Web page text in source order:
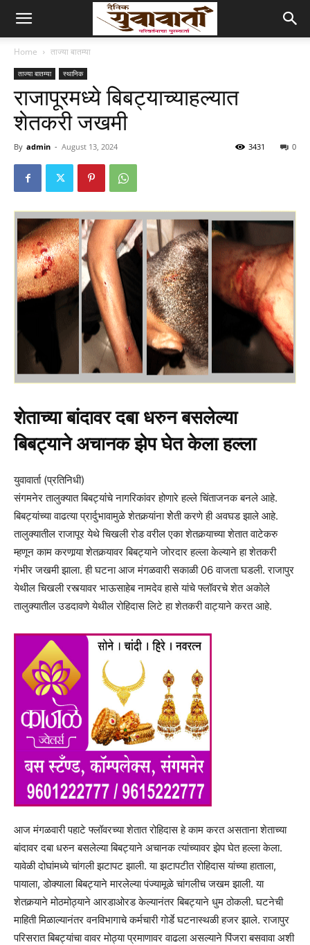
Home ताज्या बातम्या
ताज्या बातम्या स्थानिक
राजापूरमध्ये बिबट्याच्याहल्यात
शेतकरी जखमी
By admin - August 13, 2024 0
3431
शेताच्या बांदावर दबा धरुन बसलेल्या
बिबट्याने अचानक झेप घेत केला हल्ला
युवावार्ता (प्रतिनिधी)
संगमनेर तालुक्यात बिबट्यांंचे नागरिकांवर होणारे हल्ले चिंताजनक बनले आहे.
बिबट्यांच्या वाढत्या प्रार्दुभावामुळे शेतकर्‍यांना शेेती करणे ही अवघड झाले आहे.
तालुक्यातील राजापूर येथे चिखली रोड वरील एका शेतकर्‍याच्या शेतात वाटेकरु
म्हणून काम करणार्‍या शेतकर्‍यावर बिबट्याने जोरदार हल्ला केल्याने हा शेतकरी
गंभीर जखमी झाला. ही घटना आज मंगळवारी सकाळी 06 वाजता घडली. राजापुर
येथील चिखली रस्त्यावर भाऊसाहेब नामदेव हासे यांचे फ्लॉवरचे शेत अकोले
तालुक्यातील उडदावणे येथील रोहिदास लिटे हा शेतकरी वाट्याने करत आहे.
आज मंगळवारी पहाटे फ्लॉवरच्या शेतात रोहिदास हे काम करत असताना शेताच्या
बांदावर दबा धरुन बसलेल्या बिबट्याने अचानक त्यांच्यावर झेप घेत हल्ला केला.
यावेळी दोघांमध्ये चांगली झटापट झाली. या झटापटीत रोहिदास यांच्या हाताला,
पायाला, डोक्याला बिबट्याने मारलेल्या पंज्यामूळे चांगलीच जखम झाली. या
शेतकर्‍याने मोठमोठ्याने आरडाओरड केल्यानंतर बिबट्याने धुम ठोकली. घटनेची
माहिती मिळाल्यानंतर वनविभागाचे कर्मचारी गोर्डे घटनास्थळी हजर झाले. राजापुर
परिसरात बिबट्यांचा वावर मोठ्या प्रमाणावर वाढला असल्याने पिंजरा बसवावा अशी